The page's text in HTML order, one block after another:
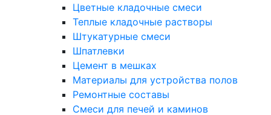
Цветные кладочные смеси
Теплые кладочные растворы
Штукатурные смеси
Шпатлевки
Цемент в мешках
Материалы для устройства полов
Ремонтные составы
Смеси для печей и каминов